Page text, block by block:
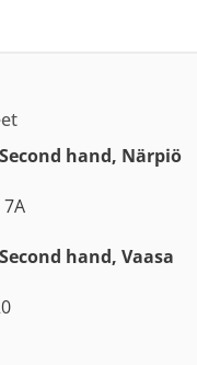
hand, Närpiö
hand, Vaasa